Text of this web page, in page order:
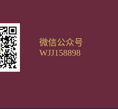
微信公众号
WJJ158898